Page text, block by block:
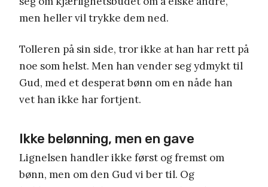
men heller vil trykke dem ned.
Tolleren på sin side, tror ikke at han har rett på
noe som helst. Men han vender seg ydmykt til
Gud, med et desperat bønn om en nåde han
vet han ikke har fortjent.
Ikke belønning, men en gave
Lignelsen handler ikke først og fremst om
bønn, men om den Gud vi ber til. Og